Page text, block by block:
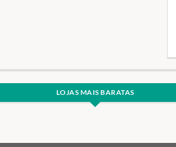
LOJAS MAIS BARATAS